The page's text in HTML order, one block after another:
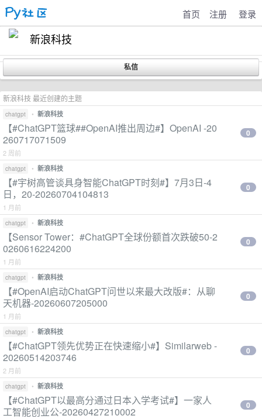
首页 注册 登录
新浪科技
新浪科技 最近创建的主题
chatgpt • 新浪科技
【#ChatGPT篮球##OpenAI推出周边#】OpenAI -20
260717071509
2 周前
0
chatgpt • 新浪科技
【#宇树高管谈具身智能ChatGPT时刻#】7月3日-4
日，20-20260704104813
1 月前
0
chatgpt • 新浪科技
【Sensor Tower：#ChatGPT全球份额首次跌破50-2
0260616224200
1 月前
0
chatgpt • 新浪科技
【#OpenAI启动ChatGPT问世以来最大改版#：从聊
天机器-20260607205000
1 月前
0
chatgpt • 新浪科技
【#ChatGPT领先优势正在快速缩小#】Similarweb -
20260514203746
2 月前
0
chatgpt • 新浪科技
【#ChatGPT以最高分通过日本入学考试#】一家人
工智能创业公-20260427210002
0